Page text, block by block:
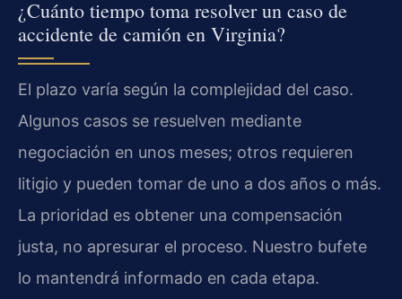
¿Cuánto tiempo toma resolver un caso de
accidente de camión en Virginia?
El plazo varía según la complejidad del caso.
Algunos casos se resuelven mediante
negociación en unos meses; otros requieren
litigio y pueden tomar de uno a dos años o más.
La prioridad es obtener una compensación
justa, no apresurar el proceso. Nuestro bufete
lo mantendrá informado en cada etapa.